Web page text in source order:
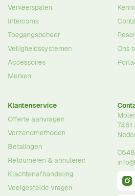
Verkeerspalen
Intercoms
Toegangsbeheer
Veiligheidssystemen
Accessoires
Merken
Ons
Klantenservice
Offerte aanvragen
Verzendmethoden
Betalingen
Retourneren & annuleren
Klachtenafhandeling
Veelgestelde vragen
7461